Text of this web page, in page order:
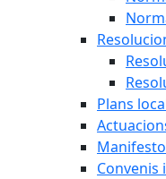
Plans
Convenis